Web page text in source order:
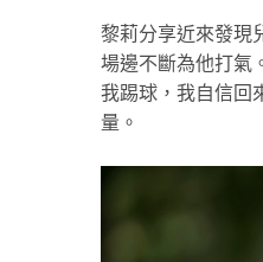
黎莉分享近來發現
場邊不斷為他打氣
我踢球，我自信回
量。